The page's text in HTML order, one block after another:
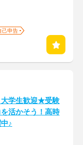
己申告
大学生歓迎★受験
活かそう！高時
♪